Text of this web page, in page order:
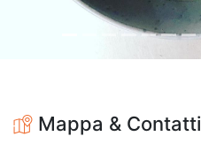
Mappa & Contatti